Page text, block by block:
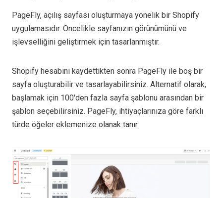
PageFly, açılış sayfası oluşturmaya yönelik bir Shopify
uygulamasıdır. Öncelikle sayfanızın görünümünü ve
işlevselliğini geliştirmek için tasarlanmıştır.
Shopify hesabını kaydettikten sonra PageFly ile boş bir
sayfa oluşturabilir ve tasarlayabilirsiniz. Alternatif olarak,
başlamak için 100'den fazla sayfa şablonu arasından bir
şablon seçebilirsiniz. PageFly, ihtiyaçlarınıza göre farklı
türde öğeler eklemenize olanak tanır.